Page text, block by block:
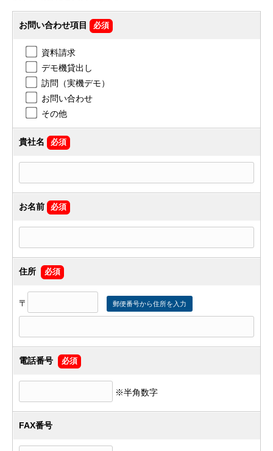
お問い合わせ項目 必須
資料請求
デモ機貸出し
訪問（実機デモ）
お問い合わせ
その他
貴社名 必須
お名前 必須
住所 必須
〒 郵便番号から住所を入力
電話番号 必須
※半角数字
FAX番号